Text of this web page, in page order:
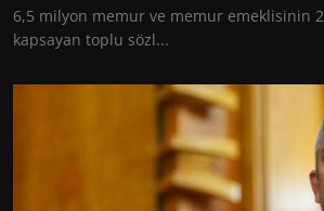
6,5 milyon memur ve memur emeklisinin
kapsayan toplu sözl...